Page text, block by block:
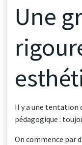
Une
Il y a une tentation
pédagogique :
On commence par